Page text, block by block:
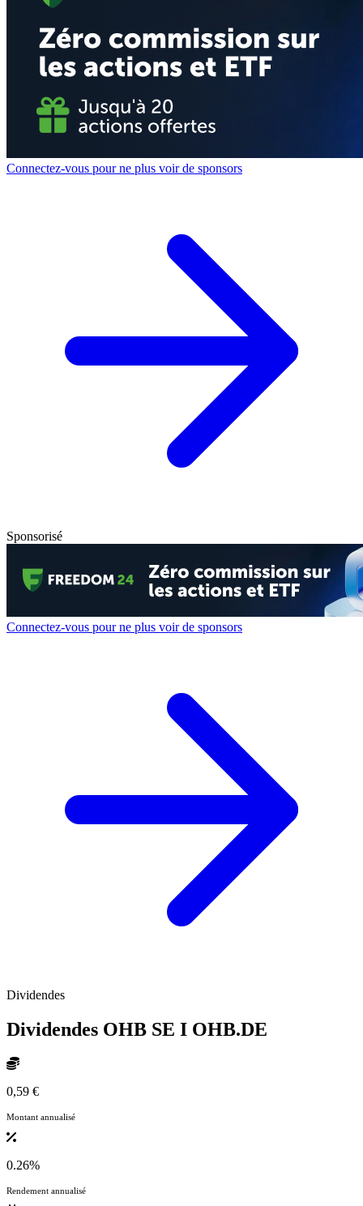
Connectez-vous pour ne plus voir de sponsors
Sponsorisé
Connectez-vous pour ne plus voir de sponsors
Dividendes
Dividendes OHB SE I OHB.DE
0,59 €
Montant annualisé
0.26%
Rendement annualisé